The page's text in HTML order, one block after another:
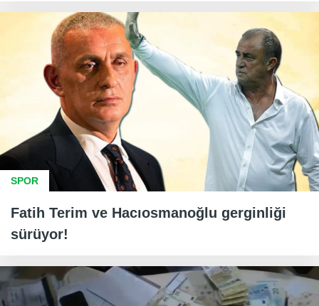
SPOR
Fatih Terim ve Hacıosmanoğlu gerginliği
sürüyor!